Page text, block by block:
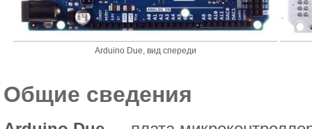
Arduino Due, вид спереди
Общие сведения